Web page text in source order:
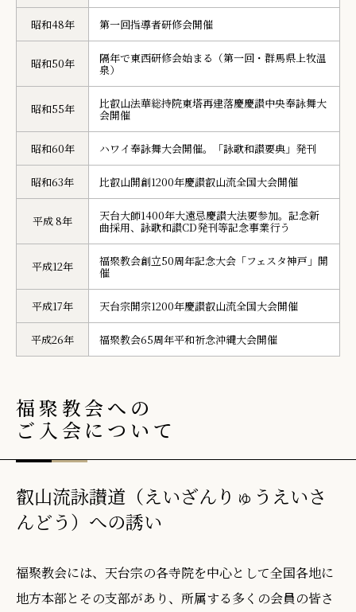
昭和48年 第一回指導者研修会開催
昭和50年 隔年で東西研修会始まる（第一回・群馬県上牧温
泉）
昭和55年 比叡山法華総持院東塔再建落慶慶讃中央奉詠舞大
会開催
昭和60年 ハワイ奉詠舞大会開催。「詠歌和讃要典」発刊
昭和63年 比叡山開創1200年慶讃叡山流全国大会開催
平成 8年 天台大師1400年大遠忌慶讃大法要参加。記念新
曲採用、詠歌和讃CD発刊等記念事業行う
平成12年 福聚教会創立50周年記念大会「フェスタ神戸」開
催
平成17年 天台宗開宗1200年慶讃叡山流全国大会開催
平成26年 福聚教会65周年平和祈念沖縄大会開催
福聚教会への
ご入会について
叡山流詠讃道（えいざんりゅうえいさ
んどう）への誘い
福聚教会には、天台宗の各寺院を中心として全国各地に
地方本部とその支部があり、所属する多くの会員の皆さ